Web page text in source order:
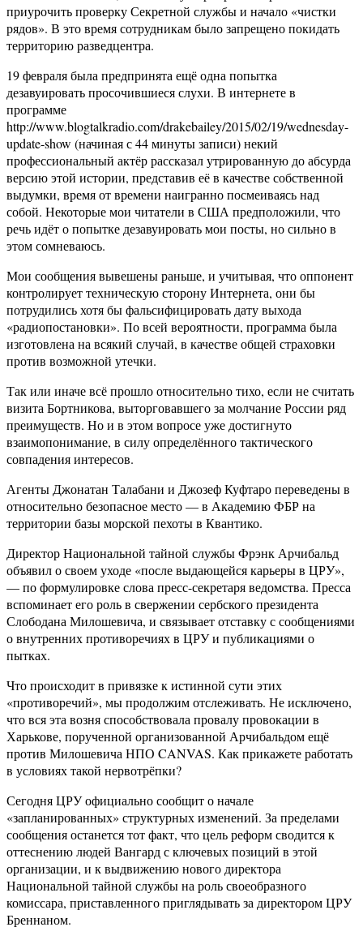
приурочить проверку Секретной службы и начало «чистки
рядов». В это время сотрудникам было запрещено покидать
территорию разведцентра.
19 февраля была предпринята ещё одна попытка
дезавуировать просочившиеся слухи. В интернете в
программе
http://www.blogtalkradio.com/drakebailey/2015/02/19/wednesday-
update-show (начиная с 44 минуты записи) некий
профессиональный актёр рассказал утрированную до абсурда
версию этой истории, представив её в качестве собственной
выдумки, время от времени наигранно посмеиваясь над
собой. Некоторые мои читатели в США предположили, что
речь идёт о попытке дезавуировать мои посты, но сильно в
этом сомневаюсь.
Мои сообщения вывешены раньше, и учитывая, что оппонент
контролирует техническую сторону Интернета, они бы
потрудились хотя бы фальсифицировать дату выхода
«радиопостановки». По всей вероятности, программа была
изготовлена на всякий случай, в качестве общей страховки
против возможной утечки.
Так или иначе всё прошло относительно тихо, если не считать
визита Бортникова, выторговавшего за молчание России ряд
преимуществ. Но и в этом вопросе уже достигнуто
взаимопонимание, в силу определённого тактического
совпадения интересов.
Агенты Джонатан Талабани и Джозеф Куфтаро переведены в
относительно безопасное место — в Академию ФБР на
территории базы морской пехоты в Квантико.
Директор Национальной тайной службы Фрэнк Арчибальд
объявил о своем уходе «после выдающейся карьеры в ЦРУ»,
— по формулировке слова пресс-секретаря ведомства. Пресса
вспоминает его роль в свержении сербского президента
Слободана Милошевича, и связывает отставку с сообщениями
о внутренних противоречиях в ЦРУ и публикациями о
пытках.
Что происходит в привязке к истинной сути этих
«противоречий», мы продолжим отслеживать. Не исключено,
что вся эта возня способствовала провалу провокации в
Харькове, порученной организованной Арчибальдом ещё
против Милошевича НПО CANVAS. Как прикажете работать
в условиях такой нервотрёпки?
Сегодня ЦРУ официально сообщит о начале
«запланированных» структурных изменений. За пределами
сообщения останется тот факт, что цель реформ сводится к
оттеснению людей Вангард с ключевых позиций в этой
организации, и к выдвижению нового директора
Национальной тайной службы на роль своеобразного
комиссара, приставленного приглядывать за директором ЦРУ
Бреннаном.